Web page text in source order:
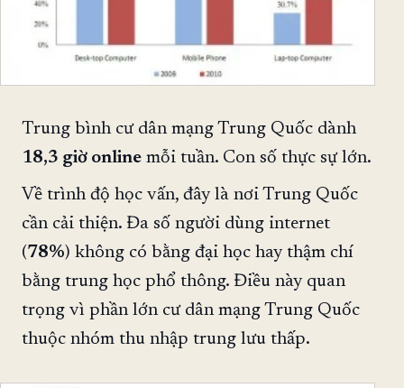
Trung bình cư dân mạng Trung Quốc dành
18,3 giờ online mỗi tuần. Con số thực sự lớn.
Về trình độ học vấn, đây là nơi Trung Quốc
cần cải thiện. Đa số người dùng internet
(78%) không có bằng đại học hay thậm chí
bằng trung học phổ thông. Điều này quan
trọng vì phần lớn cư dân mạng Trung Quốc
thuộc nhóm thu nhập trung lưu thấp.